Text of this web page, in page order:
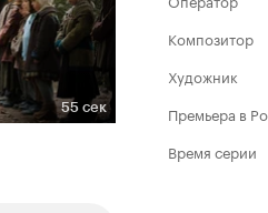
55 сек
Композитор
Художник
Премьера в
Время серии